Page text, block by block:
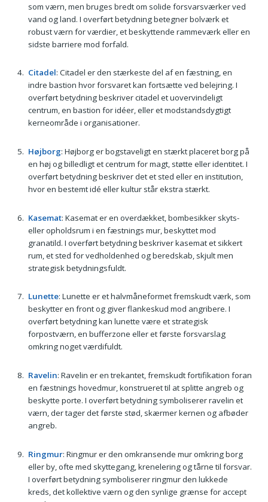
som værn, men bruges bredt om solide forsvarsværker ved
vand og land. I overført betydning betegner bolværk et
robust værn for værdier, et beskyttende rammeværk eller en
sidste barriere mod forfald.
Citadel: Citadel er den stærkeste del af en fæstning, en
indre bastion hvor forsvaret kan fortsætte ved belejring. I
overført betydning beskriver citadel et uovervindeligt
centrum, en bastion for idéer, eller et modstandsdygtigt
kerneområde i organisationer.
Højborg: Højborg er bogstaveligt en stærkt placeret borg på
en høj og billedligt et centrum for magt, støtte eller identitet. I
overført betydning beskriver det et sted eller en institution,
hvor en bestemt idé eller kultur står ekstra stærkt.
Kasemat: Kasemat er en overdækket, bombesikker skyts-
eller opholdsrum i en fæstnings mur, beskyttet mod
granatild. I overført betydning beskriver kasemat et sikkert
rum, et sted for vedholdenhed og beredskab, skjult men
strategisk betydningsfuldt.
Lunette: Lunette er et halvmåneformet fremskudt værk, som
beskytter en front og giver flankeskud mod angribere. I
overført betydning kan lunette være et strategisk
forpostværn, en bufferzone eller et første forsvarslag
omkring noget værdifuldt.
Ravelin: Ravelin er en trekantet, fremskudt fortifikation foran
en fæstnings hovedmur, konstrueret til at splitte angreb og
beskytte porte. I overført betydning symboliserer ravelin et
værn, der tager det første stød, skærmer kernen og afbøder
angreb.
Ringmur: Ringmur er den omkransende mur omkring borg
eller by, ofte med skyttegang, krenelering og tårne til forsvar.
I overført betydning symboliserer ringmur den lukkede
kreds, det kollektive værn og den synlige grænse for accept